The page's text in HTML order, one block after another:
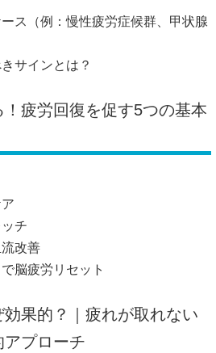
ス（例：慢性疲労症候群、甲状腺
サインとは？
疲労回復を促す5つの基本
チ
改善
脳疲労リセット
果的？｜疲れが取れない
アプローチ